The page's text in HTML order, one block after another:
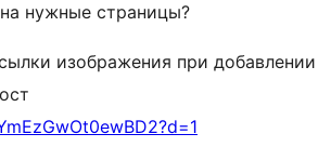
нужные страницы?
изображения при добавлении